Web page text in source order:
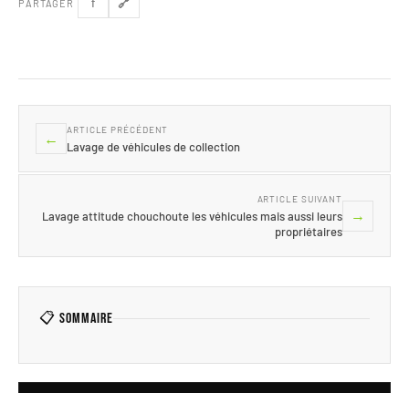
PARTAGER
←
ARTICLE PRÉCÉDENT
Lavage de véhicules de collection
→
ARTICLE SUIVANT
Lavage attitude chouchoute les véhicules mais aussi leurs
propriétaires
📋 Sommaire